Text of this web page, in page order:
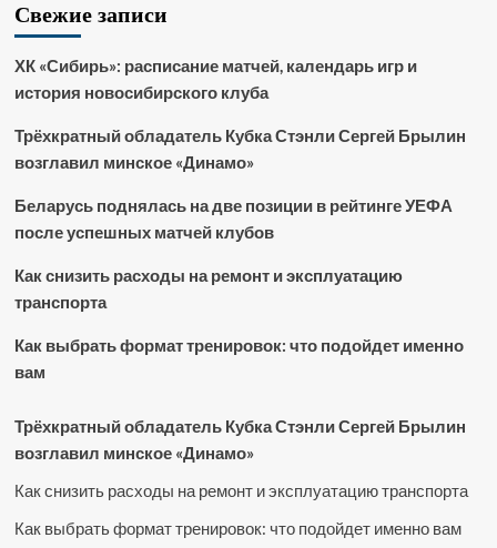
Свежие записи
ХК «Сибирь»: расписание матчей, календарь игр и
история новосибирского клуба
Трёхкратный обладатель Кубка Стэнли Сергей Брылин
возглавил минское «Динамо»
Беларусь поднялась на две позиции в рейтинге УЕФА
после успешных матчей клубов
Как снизить расходы на ремонт и эксплуатацию
транспорта
Как выбрать формат тренировок: что подойдет именно
вам
Трёхкратный обладатель Кубка Стэнли Сергей Брылин
возглавил минское «Динамо»
Как снизить расходы на ремонт и эксплуатацию транспорта
Как выбрать формат тренировок: что подойдет именно вам